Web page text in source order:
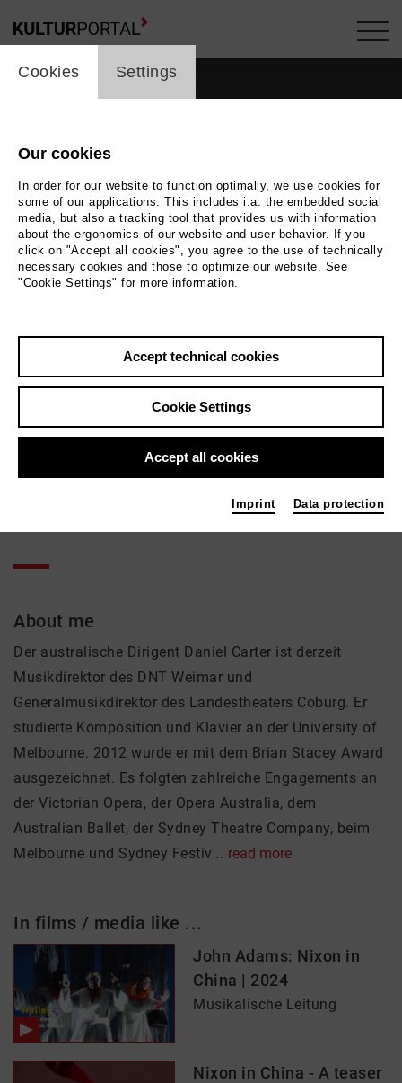
Overview
Music, Theatre
Active in the network
About me
Der australische Dirigent Daniel Carter ist derzeit
Musikdirektor des DNT Weimar und
Generalmusikdirektor des Landestheaters Coburg. Er
studierte Komposition und Klavier an der University of
Melbourne. 2012 wurde er mit dem Brian Stacey Award
ausgezeichnet. Es folgten zahlreiche Engagements an
der Victorian Opera, der Opera Australia, dem
Australian Ballet, der Sydney Theatre Company, beim
Melbourne und Sydney Festiv... read more
In films / media like ...
John Adams: Nixon in
China | 2024
Musikalische Leitung
Nixon in China - A teaser
cookie_layer
Cookies Settings
Our cookies
In order for our website to function optimally, we use cookies for
some of our applications. This includes i.a. the embedded social
media, but also a tracking tool that provides us with information
about the ergonomics of our website and user behavior. If you
click on "Accept all cookies", you agree to the use of technically
necessary cookies and those to optimize our website. See
"Cookie Settings" for more information.
Accept technical cookies
Cookie Settings
Accept all cookies
Imprint Data protection